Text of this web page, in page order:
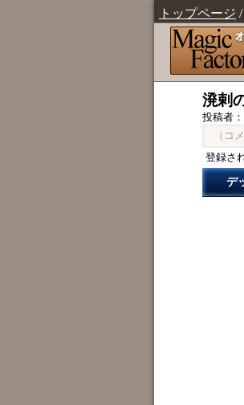
トップページ /
溌剌
投稿者：
（コ
登録さ
デ